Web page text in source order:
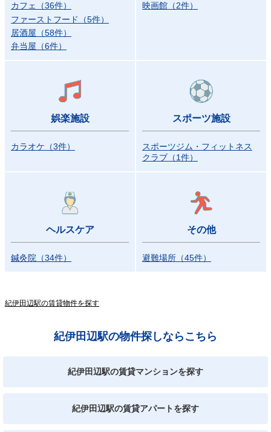
カフェ （36件）
ファーストフード
（5件）
居酒屋 （58件）
弁当屋 （6件）
映画館 （2件）
娯楽施設
カラオケ （3件）
スポーツ施設
スポーツジム・フィットネス
クラブ （1件）
ヘルスケア
鍼灸院 （34件）
その他
避難場所 （45件）
紀伊田辺駅の賃貸物件を探す
紀伊田辺駅の物件探しならこちら
紀伊田辺駅の賃貸マンションを探す
紀伊田辺駅の賃貸アパートを探す